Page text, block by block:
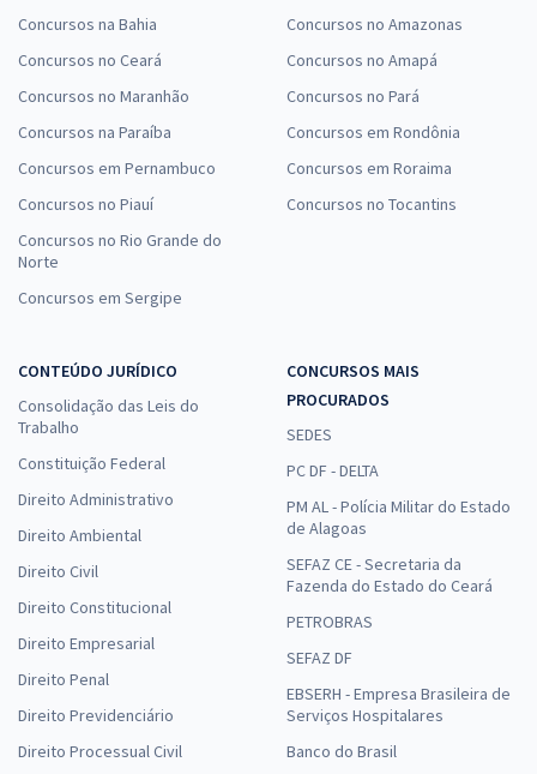
Concursos na Bahia
Concursos no Ceará
Concursos no Maranhão
Concursos na Paraíba
Concursos em Pernambuco
Concursos no Piauí
Concursos no Rio Grande do
Norte
Concursos em Sergipe
Concursos no Amazonas
Concursos no Amapá
Concursos no Pará
Concursos em Rondônia
Concursos em Roraima
Concursos no Tocantins
CONTEÚDO JURÍDICO
Consolidação das Leis do
Trabalho
Constituição Federal
Direito Administrativo
Direito Ambiental
Direito Civil
Direito Constitucional
Direito Empresarial
Direito Penal
Direito Previdenciário
Direito Processual Civil
CONCURSOS MAIS
PROCURADOS
SEDES
PC DF - DELTA
PM AL - Polícia Militar do Estado
de Alagoas
SEFAZ CE - Secretaria da
Fazenda do Estado do Ceará
PETROBRAS
SEFAZ DF
EBSERH - Empresa Brasileira de
Serviços Hospitalares
Banco do Brasil